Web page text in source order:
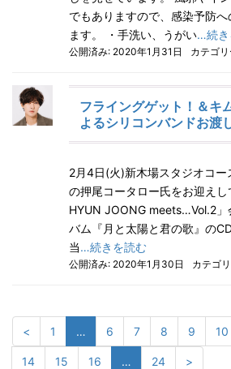
でもありますので、感染予防
ます。 ・手洗い、うがい…続き
公開済み: 2020年1月31日 カテゴ
フライングゲット！＆キ
よるシリコンバンドお渡
2月4日(火)新木場スタジオコー
の押尾コータロー氏をお迎え
HYUN JOONG meets…Vol.2」
バム『月と太陽と君の歌』の
当…続きを読む
公開済み: 2020年1月30日 カテゴ
< 1 … 6 7 8 9 10
14 15 16 … 24 >